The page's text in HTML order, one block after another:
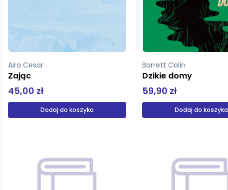
Aira Cesar
Zając
45,00 zł
Dodaj do koszyka
Barrett Colin
Dzikie domy
59,90 zł
Dodaj do koszyka